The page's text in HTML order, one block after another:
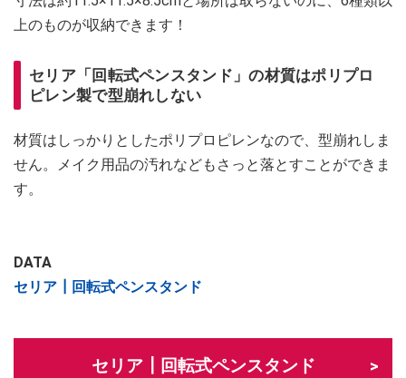
上のものが収納できます！
セリア「回転式ペンスタンド」の材質はポリプロ
ピレン製で型崩れしない
材質はしっかりとしたポリプロピレンなので、型崩れしま
せん。メイク用品の汚れなどもさっと落とすことができま
す。
DATA
セリア┃回転式ペンスタンド
セリア┃回転式ペンスタンド